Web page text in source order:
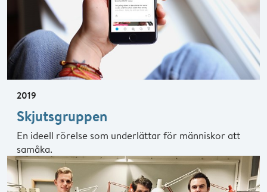
2019
Skjutsgruppen
En ideell rörelse som underlättar för människor att
samåka.